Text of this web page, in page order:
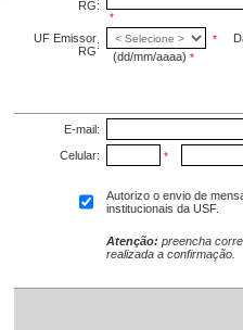
RG:
*
UF Emissor
RG: *
(dd/mm/aaaa) *
E-mail:
Celular: *
Autorizo o envio de
institucionais da USF.
Atenção: preencha
realizada a confirmação.